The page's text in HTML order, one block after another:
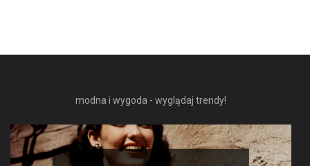
modna i wygoda - wyglądaj trendy!